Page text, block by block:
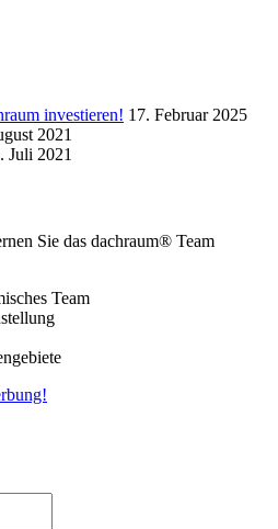
investieren! 17. Februar 2025
2021
Juli 2021
Sie das dachraum® Team
Team